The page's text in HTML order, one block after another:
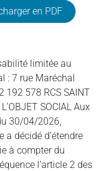
en PDF
limitée au
: 7 rue Maréchal
192 578 RCS SAINT
SOCIAL Aux
30/04/2026,
a décidé d’étendre
à compter du
l’article 2 des